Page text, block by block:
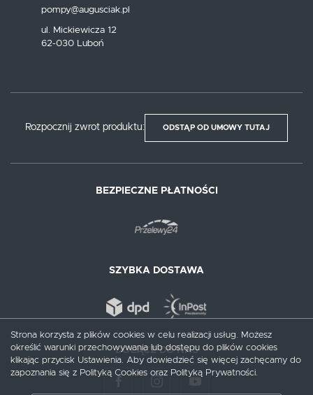
pompy@augusciak.pl
ul. Mickiewicza 12
62-030 Luboń
Rozpocznij zwrot produktu: ODSTĄP OD UMOWY TUTAJ
BEZPIECZNE PŁATNOŚCI
SZYBKA DOSTAWA
DOŁĄCZ DO NAS
Strona korzysta z plików cookies w celu realizacji usług. Możesz
określić warunki przechowywania lub dostępu do plików cookies
klikając przycisk Ustawienia. Aby dowiedzieć się więcej zachęcamy do
zapoznania się z Polityką Cookies oraz Polityką Prywatności.